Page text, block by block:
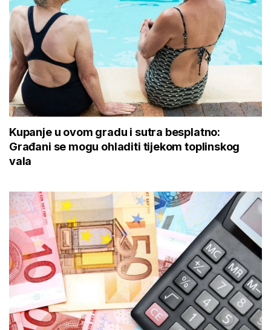
Kupanje u ovom gradu i sutra besplatno:
Građani se mogu ohladiti tijekom toplinskog
vala